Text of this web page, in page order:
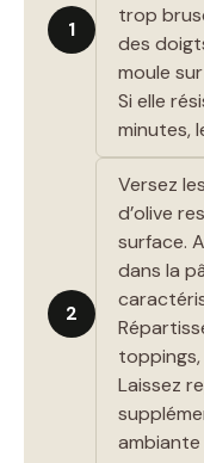
1
trop
des
moule
Si elle
minutes,
2
Versez
d’olive
surface.
dans la
Laissez
ambiante